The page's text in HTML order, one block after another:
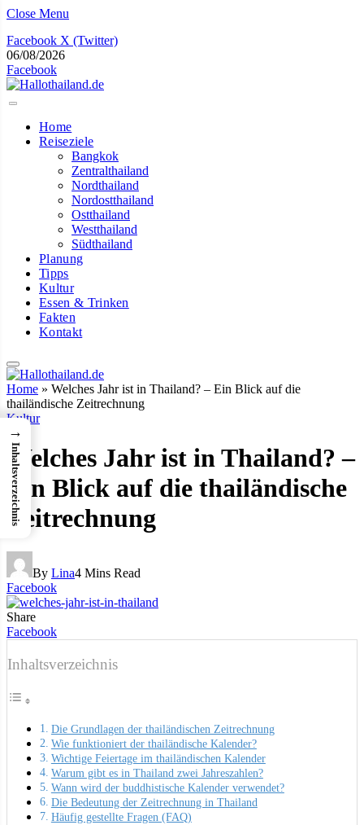
Close Menu
Facebook X (Twitter)
06/08/2026
Facebook
Home
Reiseziele
Bangkok
Zentralthailand
Nordthailand
Nordostthailand
Ostthailand
Westthailand
Südthailand
Planung
Tipps
Kultur
Essen & Trinken
Fakten
Kontakt
Home » Welches Jahr ist in Thailand? – Ein Blick auf die
thailändische Zeitrechnung
Kultur
Welches Jahr ist in Thailand? –
Ein Blick auf die thailändische
Zeitrechnung
By Lina4 Mins Read
Facebook
Share
Facebook
Inhaltsverzeichnis
Die Grundlagen der thailändischen Zeitrechnung
Wie funktioniert der thailändische Kalender?
Wichtige Feiertage im thailändischen Kalender
Warum gibt es in Thailand zwei Jahreszahlen?
Wann wird der buddhistische Kalender verwendet?
Die Bedeutung der Zeitrechnung in Thailand
Häufig gestellte Fragen (FAQ)
→
Inhaltsverzeichnis